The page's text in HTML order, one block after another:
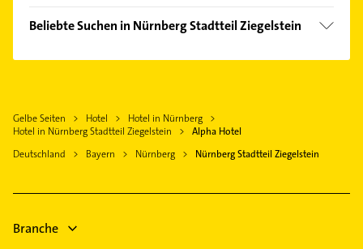
Lorenz
Marienberg
Reutles
Rosenau
St Johannis
Steinbühl
Röthenbach an der Pegnitz
Wendelstein
Langensendelbach
Schwarzenbruck
Physikalische Therapie
Krankengymnastik
Ärztehaus
Hausarzt
Arzt
Heizung & Sanitär
Beliebte Suchen in Nürnberg Stadtteil Ziegelstein
Sanitärinstallation
Heizung & Sanitär
Physiotherapie
Gelbe Seiten Hotel
Hotel in Nürnberg
Hotel in Nürnberg Stadtteil Ziegelstein
Alpha Hotel
Deutschland
Bayern Nürnberg Nürnberg Stadtteil Ziegelstein
Branche